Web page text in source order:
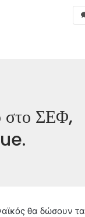
στο ΣΕΦ,
θα δώσουν τα